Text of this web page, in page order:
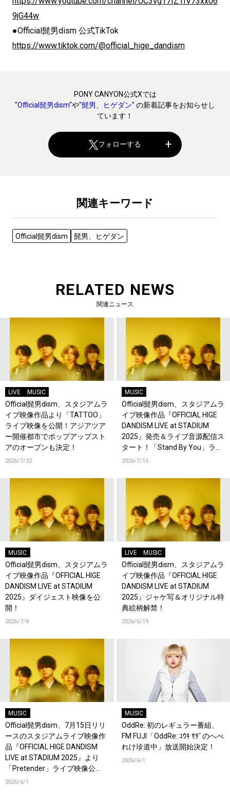
9jG44w
●Official髭男dism 公式TikTok
https://www.tiktok.com/@official_hige_dandism
PONY CANYON公式Xでは
"Official髭男dism"や"髭男、ヒゲダン" の新着記事をお知らせし
ています！
フォローする
関連キーワード
Official髭男dism 髭男、ヒゲダン
RELATED NEWS
関連ニュース
LIVE MUSIC
Official髭男dism、スタジアムラ
イブ映像作品より「TATTOO」
ライブ映像を公開！アジアツア
ー開催都市でポップアップスト
アのオープンも決定！
2026/7/22
MUSIC
Official髭男dism、スタジアムラ
イブ映像作品『OFFICIAL HIGE
DANDISM LIVE at STADIUM
2025』発売＆ライブ音源配信ス
タート！「Stand By You」ライ
ブ映像を公開！
2026/7/15
MUSIC
Official髭男dism、スタジアムラ
イブ映像作品『OFFICIAL HIGE
DANDISM LIVE at STADIUM
2025』ダイジェスト映像を公
開！
2026/7/8
LIVE MUSIC
Official髭男dism、スタジアムラ
イブ映像作品『OFFICIAL HIGE
DANDISM LIVE at STADIUM
2025』ジャケ写＆オリジナル特
典絵柄解禁！
2026/6/19
MUSIC
Official髭男dism、7月15日リリ
ースのスタジアムライブ映像作
品『OFFICIAL HIGE DANDISM
LIVE at STADIUM 2025』より
「Pretender」ライブ映像公
開！
2026/6/1
MUSIC
OddRe: 初のレギュラー番組、
FM FUJI「OddRe: ﾕｳｷ ｻﾀﾞのへべ
れけ珍道中」放送開始決定！
2026/6/1